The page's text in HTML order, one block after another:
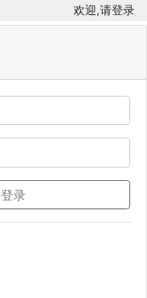
欢迎,请登录
登录